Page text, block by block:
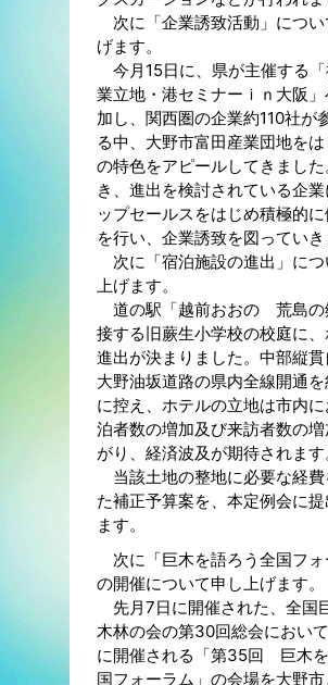
次に「企業誘致活動」につい
げます。
今月15日に、県が主催する
業立地・港セミナーｉｎ大阪
加し、関西圏の企業約110社が
る中、大野市富田産業団地を
の特色をアピールしてきまし
き、進出を検討されている企業
ップセールスをはじめ積極的
を行い、企業誘致を図っていき
次に「宿泊施設の進出」につ
上げます。
道の駅「越前おおの 荒島の
接する旧蕨生小学校の校庭に
進出が決まりました。中部縦
大野油坂道路の県内全線開通
に控え、ホテルの立地は市内
泊者数の増加及び来訪者数の
がり、経済波及が期待されます
当該土地の整地に必要な経費
た補正予算案を、本定例会に
ます。
次に「巨木を語ろう全国フォ
の開催について申し上げます。
先月7日に開催された、全国
木林の会の第30回総会におい
に開催される「第35回 巨木
国フォーラム」の会場を大野市